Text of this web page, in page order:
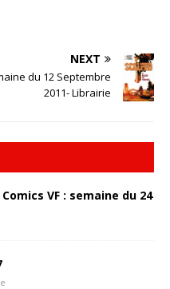
NEXT
du 12 Septembre
2011- Librairie
VF : semaine du 24